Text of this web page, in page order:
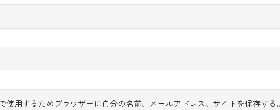
使用するためブラウザーに自分の名前、メールアドレス、サイトを保存する。